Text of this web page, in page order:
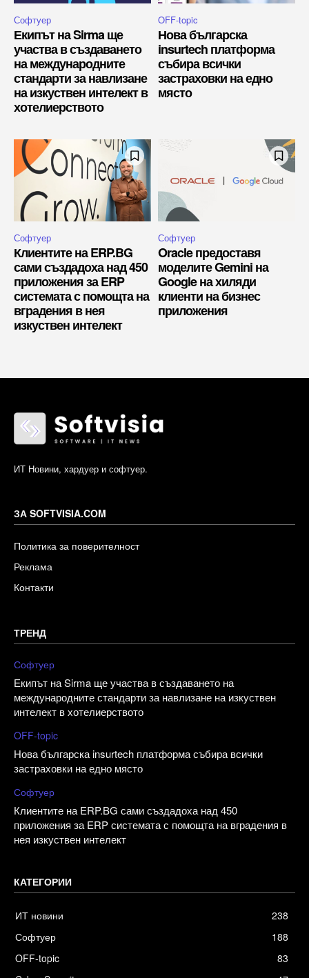
Софтуер
Екипът на Sirma ще
участва в създаването
на международните
стандарти за навлизане
на изкуствен интелект в
хотелиерството
OFF-topic
Нова българска
insurtech платформа
събира всички
застраховки на едно
място
Софтуер
Клиентите на ERP.BG
сами създадоха над 450
приложения за ERP
системата с помощта на
вградения в нея
изкуствен интелект
Софтуер
Oracle предоставя
моделите Gemini на
Google на хиляди
клиенти на бизнес
приложения
ИТ Новини, хардуер и софтуер.
ЗА SOFTVISIA.COM
Политика за поверителност
Реклама
Контакти
ТРЕНД
Софтуер
Екипът на Sirma ще участва в създаването на
международните стандарти за навлизане на изкуствен
интелект в хотелиерството
OFF-topic
Нова българска insurtech платформа събира всички
застраховки на едно място
Софтуер
Клиентите на ERP.BG сами създадоха над 450
приложения за ERP системата с помощта на вградения в
нея изкуствен интелект
КАТЕГОРИИ
ИТ новини
238
Софтуер
188
OFF-topic
83